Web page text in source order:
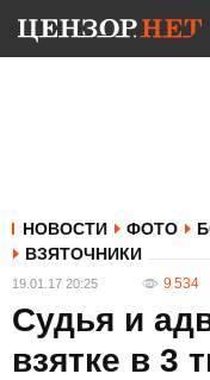
НОВОСТИ ФОТО
ВЗЯТОЧНИКИ
19.01.17 20:25 9 534
Судья и
взятке в 3